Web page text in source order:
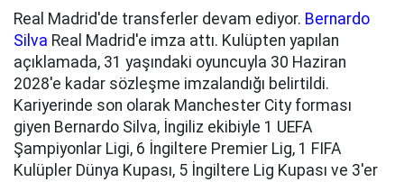
Real Madrid'de transferler devam ediyor. Bernardo
Silva Real Madrid'e imza attı. Kulüpten yapılan
açıklamada, 31 yaşındaki oyuncuyla 30 Haziran
2028'e kadar sözleşme imzalandığı belirtildi.
Kariyerinde son olarak Manchester City forması
giyen Bernardo Silva, İngiliz ekibiyle 1 UEFA
Şampiyonlar Ligi, 6 İngiltere Premier Lig, 1 FIFA
Kulüpler Dünya Kupası, 5 İngiltere Lig Kupası ve 3'er